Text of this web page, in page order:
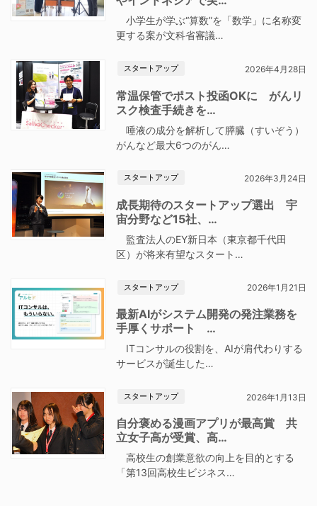
小学生が学ぶ“算数”を「数学」に名称変
更する案が文科省審議…
スタートアップ 2026年4月28日
常温保管でポスト投函OKに がんリ
スク検査手続きを…
唾液の成分を解析して膵臓（すいぞう）
がんなど最大6つのがん…
スタートアップ 2026年3月24日
成長期待のスタートアップ選出 宇
宙分野など15社、…
監査法人のEY新日本（東京都千代田
区）が将来有望なスタート…
スタートアップ 2026年1月21日
最新AIがシステム開発の発注業務を
手厚くサポート …
ITコンサルの役割を、AIが肩代わりする
サービスが誕生した…
スタートアップ 2026年1月13日
自分褒める漫画アプリが最高賞 共
立女子高が受賞、高…
高校生の創業意欲の向上を目的とする
「第13回高校生ビジネス…